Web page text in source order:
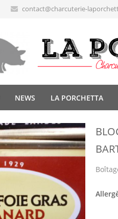
contact@charcuterie-
NEWS LA PORCHETTA